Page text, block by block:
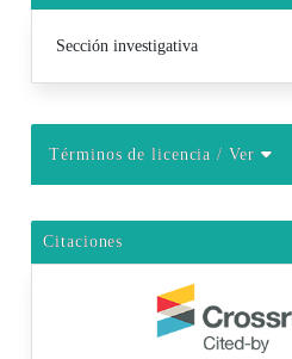
Sección investigativa
Términos de licencia/ Ver
Citaciones